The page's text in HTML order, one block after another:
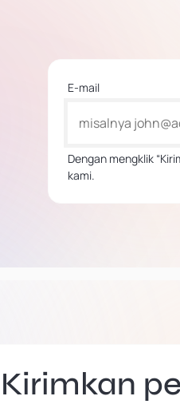
E-mail
Dengan mengklik
kami.
Kirimkan